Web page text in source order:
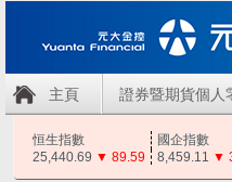
主頁 證券暨期貨個人
恒生指數 國企指數
25,440.69 ▼ 89.59 8,459.11 ▼